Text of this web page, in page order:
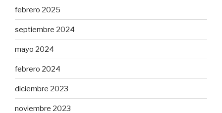
febrero 2025
septiembre 2024
mayo 2024
febrero 2024
diciembre 2023
noviembre 2023